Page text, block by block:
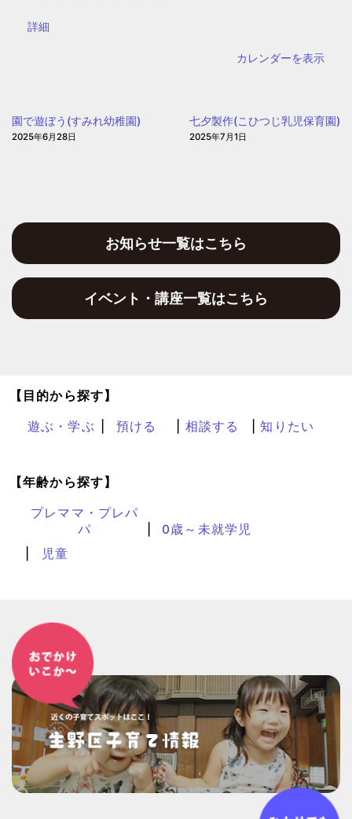
{title}
詳細
カレンダーを表示
園で遊ぼう(すみれ幼稚園)
2025年6月28日
七夕製作(こひつじ乳児保育園)
2025年7月1日
お知らせ一覧はこちら
イベント・講座一覧はこちら
【目的から探す】
遊ぶ・学ぶ 預ける 相談する 知りたい
【年齢から探す】
プレママ・プレパ
パ
0歳～未就学児
児童